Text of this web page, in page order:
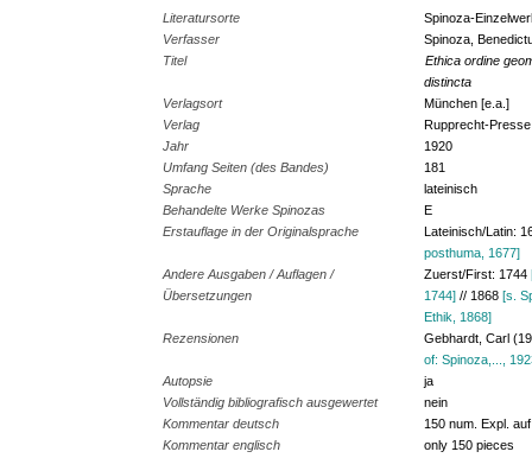
Literatursorte
Spinoza-
Verfasser
Spinoza,
Titel
Ethica ordine
distincta
Verlagsort
München [e.a.]
Verlag
Rupprecht-
Jahr
1920
Umfang Seiten (des Bandes)
181
Sprache
lateinisch
Behandelte Werke Spinozas
E
Erstauflage in der Originalsprache
Lateinisch/Latin:
posthuma, 1677]
Andere Ausgaben / Auflagen /
Übersetzungen
Zuerst/First: 1744
1744] // 1868[s.
Ethik, 1868]
Rezensionen
Gebhardt, Carl
of: Spinoza,...,
Autopsie
ja
Vollständig bibliografisch ausgewertet
nein
Kommentar deutsch
150 num. Expl.
Kommentar englisch
only 150 pieces